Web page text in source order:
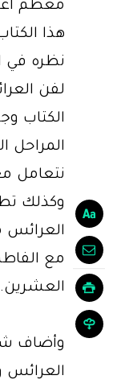
معظم
هذا
نظره في
لفن
الكتاب
المراحل
نتعامل
وكذلك
مع
العشرين.
وأضاف
العرائس